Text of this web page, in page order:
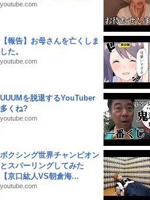
youtube.com
【報告】お母さんを亡くしま
した。
youtube.com
UUUMを脱退するYouTuber
多くね?
youtube.com
ボクシング世界チャンピオン
とスパーリングしてみた
【京口紘人VS朝倉海...
youtube.com